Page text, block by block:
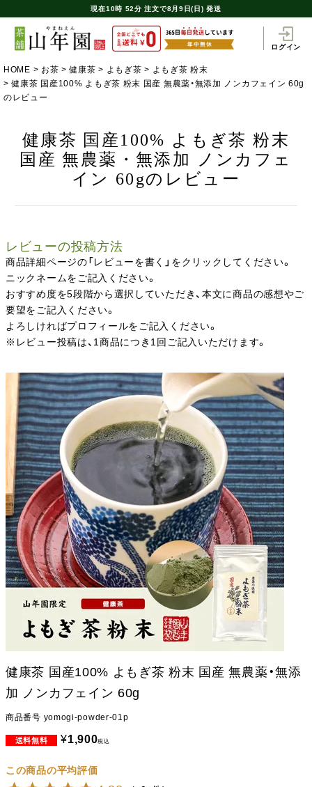
現在10時 52分 注文で8月9日(日) 発送
ログイン
HOME お茶 健康茶 よもぎ茶
よもぎ茶 粉末
健康茶 国産100% よもぎ茶 粉末 国産 無農薬・無添加 ノンカフェイン 60g
のレビュー
健康茶 国産100% よもぎ茶 粉末
国産 無農薬・無添加 ノンカフェ
イン 60gのレビュー
レビューの投稿方法
商品詳細ページの「レビューを書く」をクリックしてください。
ニックネームをご記入ください。
おすすめ度を5段階から選択していただき、本文に商品の感想やご
要望をご記入ください。
よろしければプロフィールをご記入ください。
※レビュー投稿は、1商品につき1回ご記入いただけます。
健康茶 国産100% よもぎ茶 粉末 国産 無農薬・無添
加 ノンカフェイン 60g
商品番号 yomogi-powder-01p
¥1,900税込